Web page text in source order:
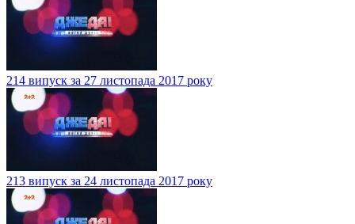
214 випуск за 27 листопада 2017 року
213 випуск за 24 листопада 2017 року